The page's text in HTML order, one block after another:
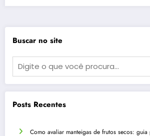
Buscar no site
Posts Recentes
Como avaliar manteigas de frutos secos: